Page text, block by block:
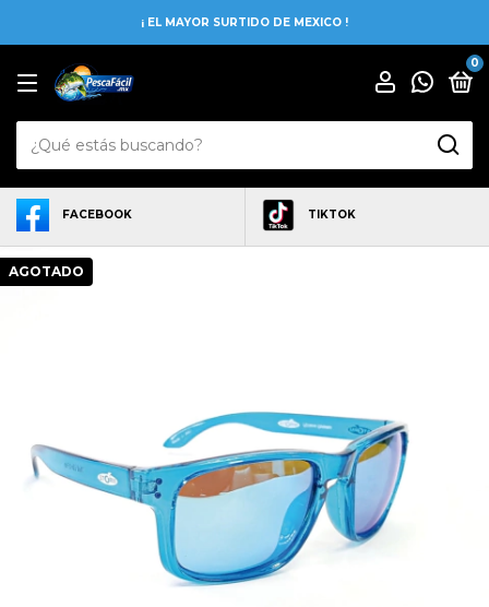
¡ EL MAYOR SURTIDO DE MEXICO !
0
FACEBOOK TIKTOK
AGOTADO